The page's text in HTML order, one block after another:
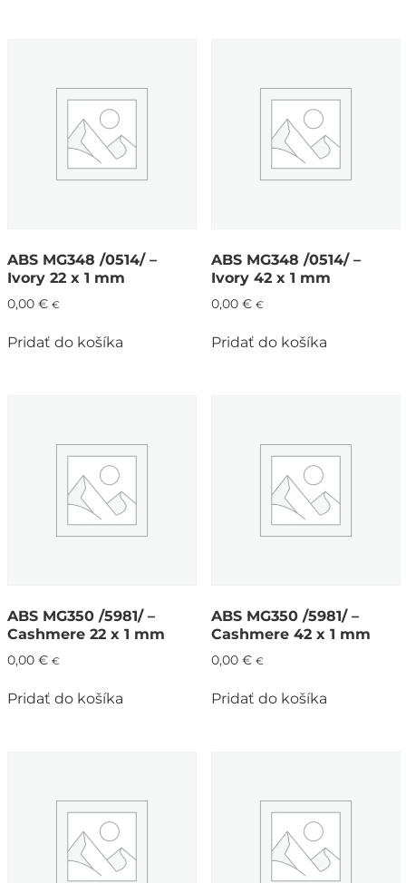
ABS MG348 /0514/ –
Ivory 22 x 1 mm
0,00 € €
Pridať do košíka
ABS MG348 /0514/ –
Ivory 42 x 1 mm
0,00 € €
Pridať do košíka
ABS MG350 /5981/ –
Cashmere 22 x 1 mm
0,00 € €
Pridať do košíka
ABS MG350 /5981/ –
Cashmere 42 x 1 mm
0,00 € €
Pridať do košíka